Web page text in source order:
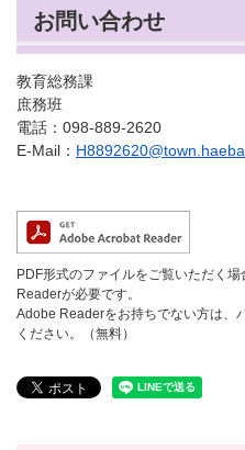
お問い合わせ
教育総務課
庶務班
電話：098-889-2620
E-Mail：
PDF形式のファイルをご覧いただく
Readerが必要です。
Adobe Readerをお持ちでない方は、
ください。（無料）